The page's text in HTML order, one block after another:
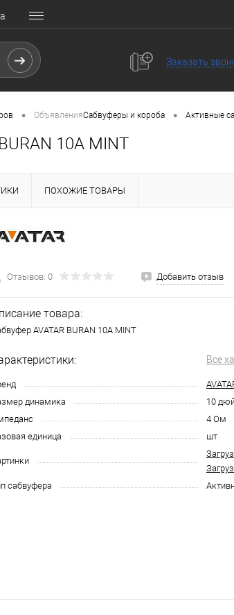
Заказать
• ОбъявленияСабвуферы и короба • Активные
10A MINT
ПОХОЖИЕ ТОВАРЫ
Отзывов: 0 Добавить отзыв
товара:
AVATAR BURAN 10A MINT
Все
динамика
10
4 Ом
единица
шт
сабвуфера